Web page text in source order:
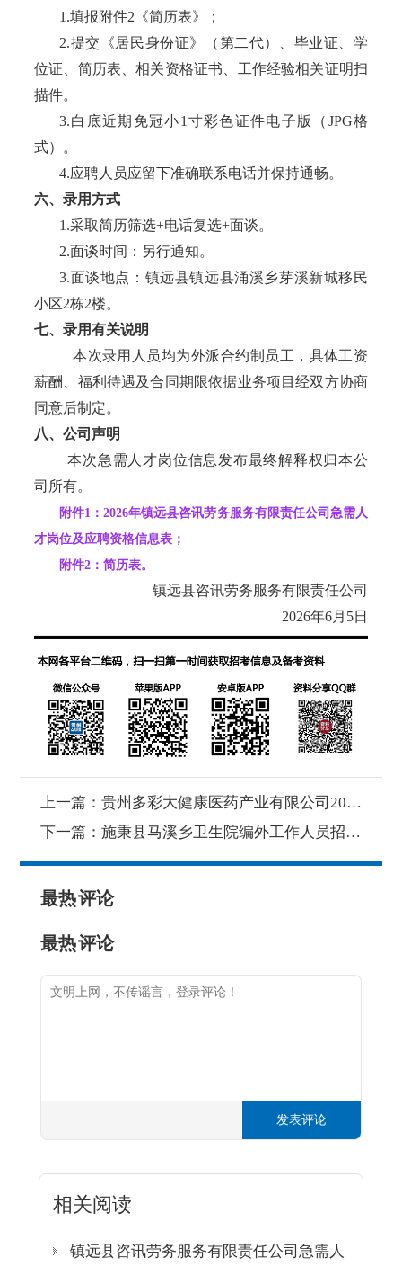
1.填报附件2《简历表》；
2.提交《居民身份证》（第二代）、毕业证、学
位证、简历表、相关资格证书、工作经验相关证明扫
描件。
3.白底近期免冠小1寸彩色证件电子版（JPG格
式）。
4.应聘人员应留下准确联系电话并保持通畅。
六、录用方式
1.采取简历筛选+电话复选+面谈。
2.面谈时间：另行通知。
3.面谈地点：镇远县镇远县涌溪乡芽溪新城移民
小区2栋2楼。
七、录用有关说明
本次录用人员均为外派合约制员工，具体工资
薪酬、福利待遇及合同期限依据业务项目经双方协商
同意后制定。
八、公司声明
本次急需人才岗位信息发布最终解释权归本公
司所有。
附件1：2026年镇远县咨讯劳务服务有限责任公司急需人
才岗位及应聘资格信息表；
附件2：简历表。
镇远县咨讯劳务服务有限责任公司
2026年6月5日
上一篇： 贵州多彩大健康医药产业有限公司2026年 职业经理人公开选聘公告
下一篇： 施秉县马溪乡卫生院编外工作人员招聘公告
最热评论
最热评论
发表评论
相关阅读
镇远县咨讯劳务服务有限责任公司急需人